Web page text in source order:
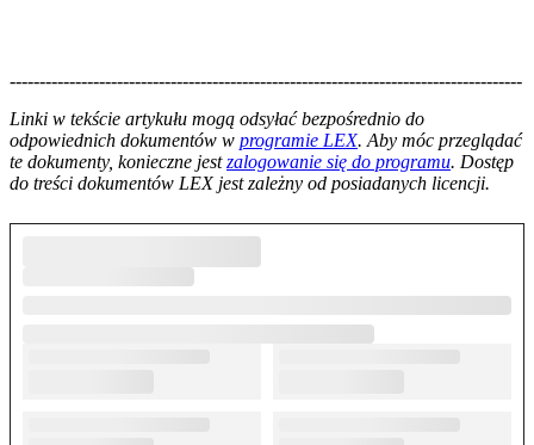
--------------------------------------------------------------------------------------
Linki w tekście artykułu mogą odsyłać bezpośrednio do
odpowiednich dokumentów w programie LEX. Aby móc przeglądać
te dokumenty, konieczne jestzalogowanie się do programu. Dostęp
do treści dokumentów LEX jest zależny od posiadanych licencji.